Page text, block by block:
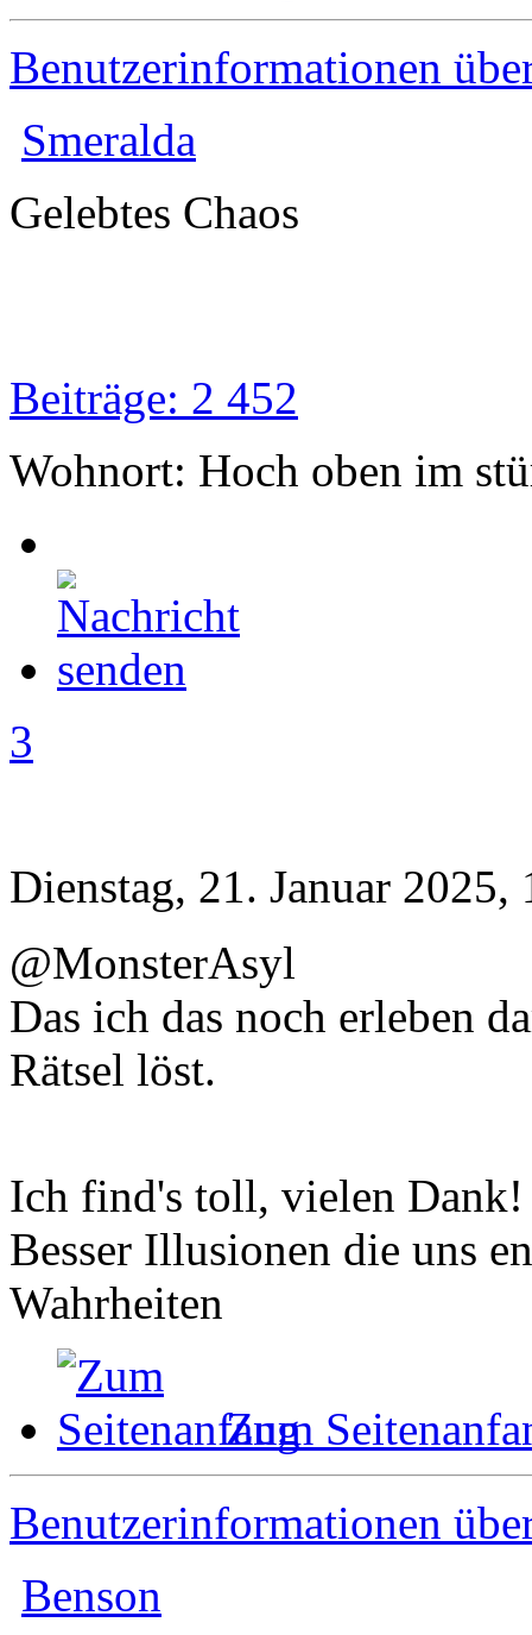
Benutzerinformationen
Smeralda
Gelebtes Chaos
Beiträge: 2 452
Wohnort: Hoch oben im
3
Dienstag, 21. Januar 2025,
@MonsterAsyl
Das ich das noch erleben
Rätsel löst.
Ich find's toll, vielen
Besser Illusionen die uns
Wahrheiten
Zum
Benutzerinformationen
Benson